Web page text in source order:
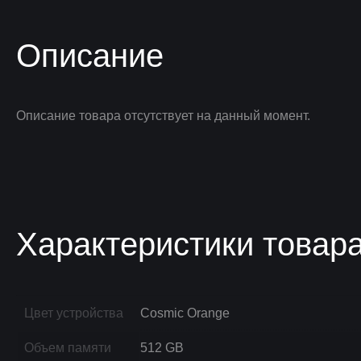
Описание
Описание товара отсутствует на данный момент.
Характеристики
Цвет устройства Cosmic Orange
Объем памяти 512 GB